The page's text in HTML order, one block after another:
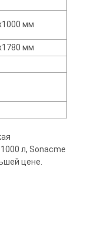
мм
мм
л, Sonacme
цене.